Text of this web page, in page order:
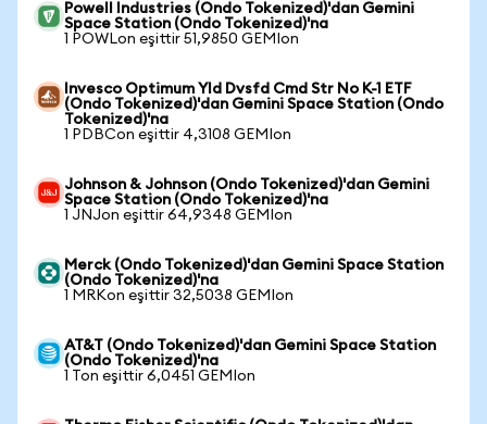
Powell Industries (Ondo Tokenized)'dan Gemini
Space Station (Ondo Tokenized)'na
1 POWLon eşittir 51,9850 GEMIon
Invesco Optimum Yld Dvsfd Cmd Str No K-1 ETF
(Ondo Tokenized)'dan Gemini Space Station (Ondo
Tokenized)'na
1 PDBCon eşittir 4,3108 GEMIon
Johnson & Johnson (Ondo Tokenized)'dan Gemini
Space Station (Ondo Tokenized)'na
1 JNJon eşittir 64,9348 GEMIon
Merck (Ondo Tokenized)'dan Gemini Space Station
(Ondo Tokenized)'na
1 MRKon eşittir 32,5038 GEMIon
AT&T (Ondo Tokenized)'dan Gemini Space Station
(Ondo Tokenized)'na
1 Ton eşittir 6,0451 GEMIon